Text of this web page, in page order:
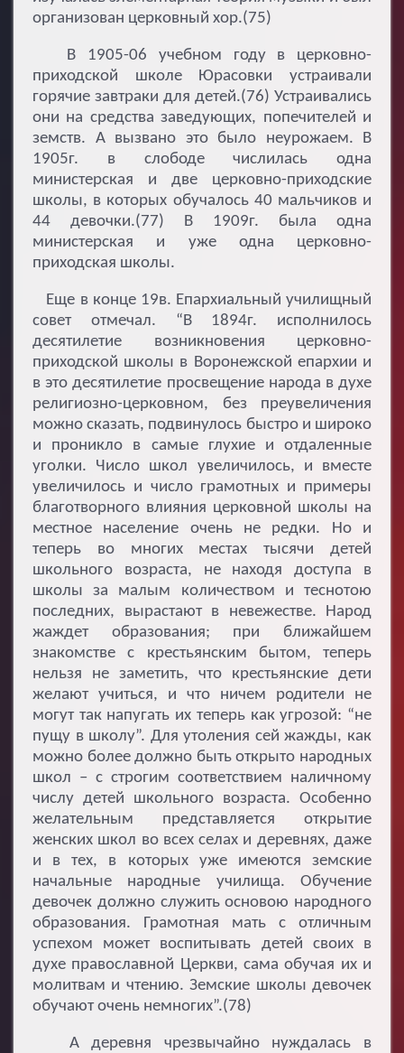
организован церковный хор.(75)
В 1905-06 учебном году в церковно-
приходской школе Юрасовки устраивали
горячие завтраки для детей.(76) Устраивались
они на средства заведующих, попечителей и
земств. А вызвано это было неурожаем. В
1905г. в слободе числилась одна
министерская и две церковно-приходские
школы, в которых обучалось 40 мальчиков и
44 девочки.(77) В 1909г. была одна
министерская и уже одна церковно-
приходская школы.
Еще в конце 19в. Епархиальный училищный
совет отмечал. “В 1894г. исполнилось
десятилетие возникновения церковно-
приходской школы в Воронежской епархии и
в это десятилетие просвещение народа в духе
религиозно-церковном, без преувеличения
можно сказать, подвинулось быстро и широко
и проникло в самые глухие и отдаленные
уголки. Число школ увеличилось, и вместе
увеличилось и число грамотных и примеры
благотворного влияния церковной школы на
местное население очень не редки. Но и
теперь во многих местах тысячи детей
школьного возраста, не находя доступа в
школы за малым количеством и теснотою
последних, вырастают в невежестве. Народ
жаждет образования; при ближайшем
знакомстве с крестьянским бытом, теперь
нельзя не заметить, что крестьянские дети
желают учиться, и что ничем родители не
могут так напугать их теперь как угрозой: “не
пущу в школу”. Для утоления сей жажды, как
можно более должно быть открыто народных
школ – с строгим соответствием наличному
числу детей школьного возраста. Особенно
желательным представляется открытие
женских школ во всех селах и деревнях, даже
и в тех, в которых уже имеются земские
начальные народные училища. Обучение
девочек должно служить основою народного
образования. Грамотная мать с отличным
успехом может воспитывать детей своих в
духе православной Церкви, сама обучая их и
молитвам и чтению. Земские школы девочек
обучают очень немногих”.(78)
А деревня чрезвычайно нуждалась в